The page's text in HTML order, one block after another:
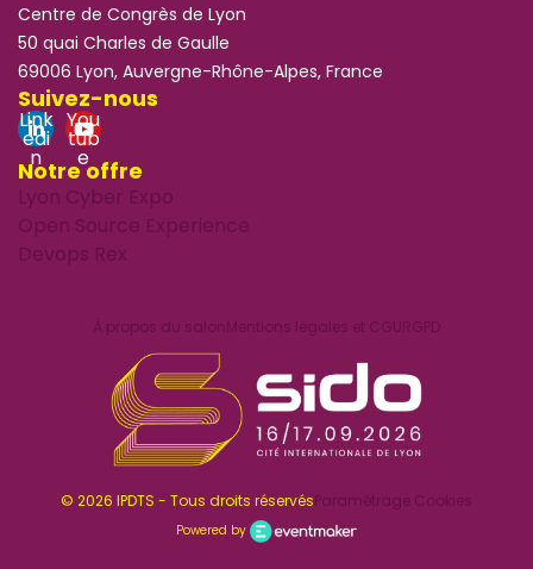
Centre de Congrès de Lyon
50 quai Charles de Gaulle
69006 Lyon, Auvergne-Rhône-Alpes, France
Suivez-nous
Link
edi
n
You
tub
e
Notre offre
Lyon Cyber Expo
Open Source Experience
Devops Rex
À propos du salonMentions légales et CGURGPD
© 2026 IPDTS - Tous droits réservésParamétrage Cookies
Powered by